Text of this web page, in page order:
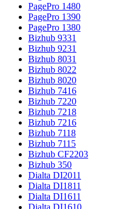
PagePro 1480
PagePro 1390
PagePro 1380
Bizhub 9331
Bizhub 9231
Bizhub 8031
Bizhub 8022
Bizhub 8020
Bizhub 7416
Bizhub 7220
Bizhub 7218
Bizhub 7216
Bizhub 7118
Bizhub 7115
Bizhub CF2203
Bizhub 350
Dialta DI2011
Dialta DI1811
Dialta DI1611
Dialta DI1610